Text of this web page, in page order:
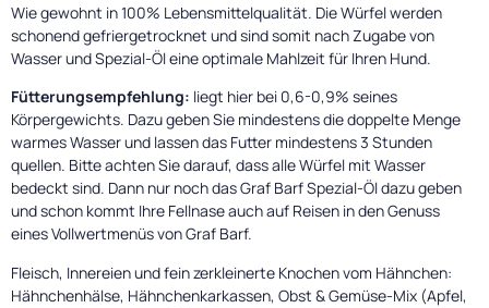
Wie gewohnt in 100% Lebensmittelqualität. Die Würfel werden
schonend gefriergetrocknet und sind somit nach Zugabe von
Wasser und Spezial-Öl eine optimale Mahlzeit für Ihren Hund.
Fütterungsempfehlung: liegt hier bei 0,6-0,9% seines
Körpergewichts. Dazu geben Sie mindestens die doppelte Menge
warmes Wasser und lassen das Futter mindestens 3 Stunden
quellen. Bitte achten Sie darauf, dass alle Würfel mit Wasser
bedeckt sind. Dann nur noch das Graf Barf Spezial-Öl dazu geben
und schon kommt Ihre Fellnase auch auf Reisen in den Genuss
eines Vollwertmenüs von Graf Barf.
Fleisch, Innereien und fein zerkleinerte Knochen vom Hähnchen:
Hähnchenhälse, Hähnchenkarkassen, Obst & Gemüse-Mix (Apfel,